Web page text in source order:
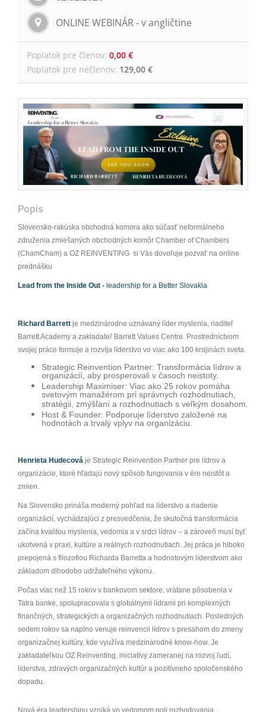
ONLINE WEBINÁR - v angličtine
Poplatok pre členov: 0,00 €
Poplatok pre nečlenov: 129,00 €
Popis
Slovensko-rakúska obchodná komora ako súčasť neformálneho
združenia zmiešaných obchodných komôr Chamber of Chambers
(ChamCham) a OZ REINVENTING si Vás dovoľuje pozvať na online
prednášku
Lead from the Inside Out - eadership for a Better Slovakia
Richard Barrett je medzinárodne uznávaný líder myslenia, riaditeľ
Barrett Academy a zakladateľ Barrett Values Centre. Prostredníctvom
svojej práce formuje a rozvíja líderstvo vo viac ako 100 krajinách sveta.
Strategic Reinvention Partner: Transformácia lídrov a
organizácií, aby prosperovali v časoch neistoty.
Leadership Maximiser: Viac ako 25 rokov pomáha
svetovým manažérom pri správnych rozhodnutiach,
stratégii, zmýšľaní a rozhodnutiach s veľkým dosahom.
Host & Founder: Podporuje líderstvo založené na
hodnotách a trvalý vplyv na organizáciu.
Henrieta Hudecová je Strategic Reinvention Partner pre lídrov a
organizácie, ktoré hľadajú nový spôsob fungovania v ére neistôt a
zmien.
Na Slovensko prináša moderný pohľad na líderstvo a riadenie
organizácií, vychádzajúci z presvedčenia, že skutočná transformácia
začína kvalitou myslenia, vedomia a v srdci lídrov – a zároveň musí byť
ukotvená v praxi, kultúre a reálnych rozhodnutiach. Jej práca je hlboko
prepojená s filozofiou Richarda Barretta a hodnotovým líderstvom ako
základom dlhodobo udržateľného výkonu.
Počas viac než 15 rokov v bankovom sektore, vrátane pôsobenia v
Tatra banke, spolupracovala s globálnymi lídrami pri komplexných
finančných, strategických a organizačných rozhodnutiach. Posledných
sedem rokov sa naplno venuje reinvencii lídrov s presahom do zmeny
organizačnej kultúry, kde využíva medzinárodné know-how. Je
zakladateľkou OZ Reinventing, iniciatívy zameranej na rozvoj ľudí,
líderstva, zdravých organizačných kultúr a pozitívneho spoločenského
dopadu.
Nová éra leadershipu vzniká vo vedomom poli rozhodovania.